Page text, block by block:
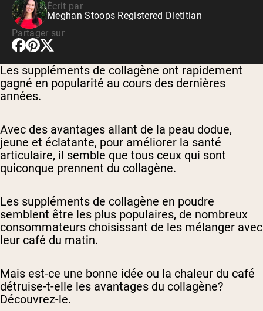
Écrit par
Meghan Stoops Registered Dietitian
Partager sur
Les suppléments de collagène ont rapidement
gagné en popularité au cours des dernières
années.
Avec des avantages allant de la peau dodue,
jeune et éclatante, pour améliorer la santé
articulaire, il semble que tous ceux qui sont
quiconque prennent du collagène.
Les suppléments de collagène en poudre
semblent être les plus populaires, de nombreux
consommateurs choisissant de les mélanger avec
leur café du matin.
Mais est-ce une bonne idée ou la chaleur du café
détruise-t-elle les avantages du collagène?
Découvrez-le.